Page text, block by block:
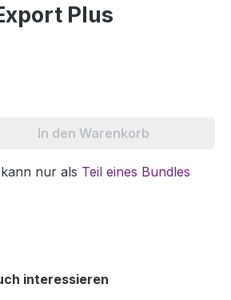
Plus
In den Warenkorb
nur als Teil eines Bundles
interessieren